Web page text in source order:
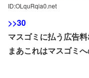
ID:OLquRqia0.net
>>30
マスゴミに払う広告料
まあこれはマスゴミ